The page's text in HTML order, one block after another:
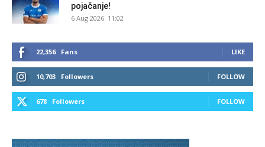
pojačanje!
6 Aug 2026. 11:02
22,356 Fans LIKE
10,703 Followers FOLLOW
678 Followers FOLLOW